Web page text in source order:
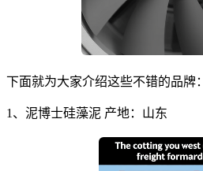
下面就为大家介绍这些不错的品牌：
1、泥博士硅藻泥 产地：山东